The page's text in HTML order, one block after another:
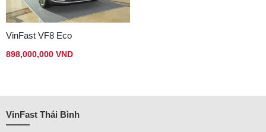
VinFast VF8 Eco
898,000,000 VND
VinFast Thái Bình